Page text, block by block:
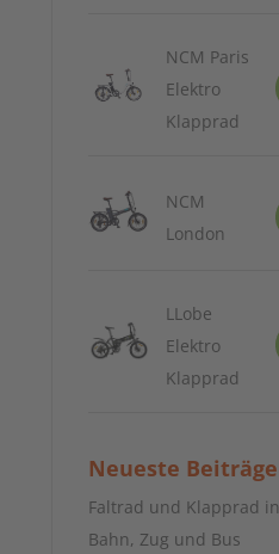
NCM Paris
Elektro
Klapprad
NCM
London
LLobe
Elektro
Klapprad
Neueste Beiträge
Faltrad und Klapprad in
Bahn, Zug und Bus